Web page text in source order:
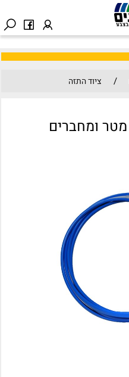
/ ציוד התזה
סט צינורות יניקה 10 מטר ומחברים